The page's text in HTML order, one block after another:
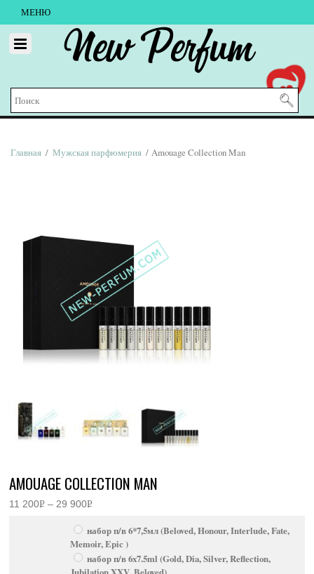
МЕНЮ
New Perfum
Главная / Мужская парфюмерия / Amouage Collection Man
AMOUAGE COLLECTION MAN
11 200Р – 29 900Р
набор п/в 6*7,5мл (Beloved, Honour, Interlude, Fate,
Memoir, Epic )
набор п/в 6x7.5ml (Gold, Dia, Silver, Reflection,